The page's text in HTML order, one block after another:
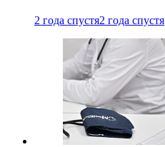
2 года спустя2 года спустя